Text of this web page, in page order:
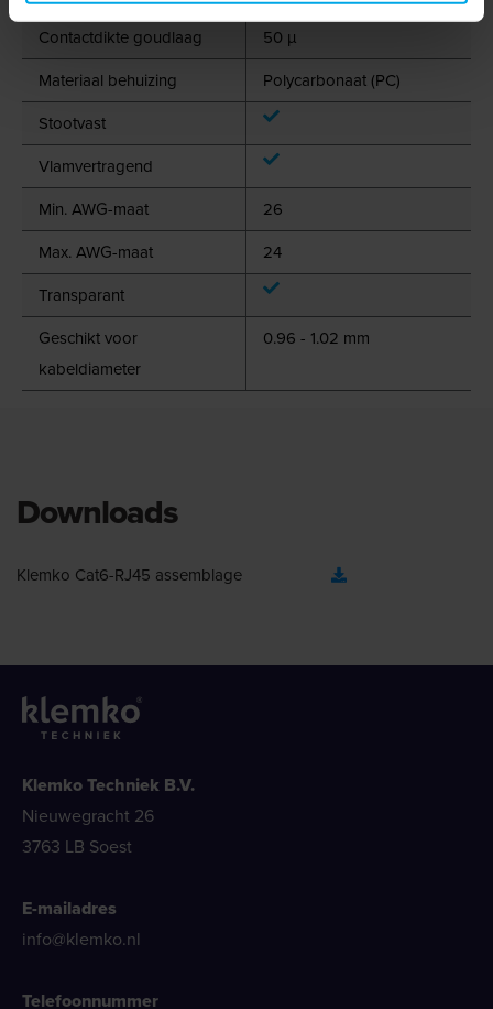
Contactdikte goudlaag
50 µ
Materiaal behuizing
Polycarbonaat (PC)
Stootvast
Vlamvertragend
Min. AWG-maat
26
Max. AWG-maat
24
Transparant
Geschikt voor
kabeldiameter
0.96 - 1.02 mm
Downloads
Klemko Cat6-RJ45 assemblage
Klemko Techniek B.V.
Nieuwegracht 26
3763 LB Soest
E-mailadres
info@klemko.nl
Telefoonnummer